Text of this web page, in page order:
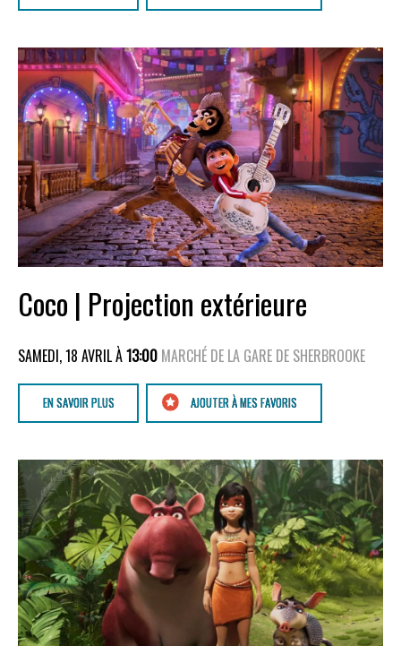
Coco | Projection extérieure
SAMEDI, 18 AVRIL À13:00 MARCHÉ DE LA GARE DE SHERBROOKE
EN SAVOIR PLUS AJOUTER À MES FAVORIS